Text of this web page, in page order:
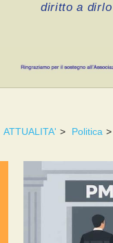
diritto a dirlo
ATTUALITA' > Politica >